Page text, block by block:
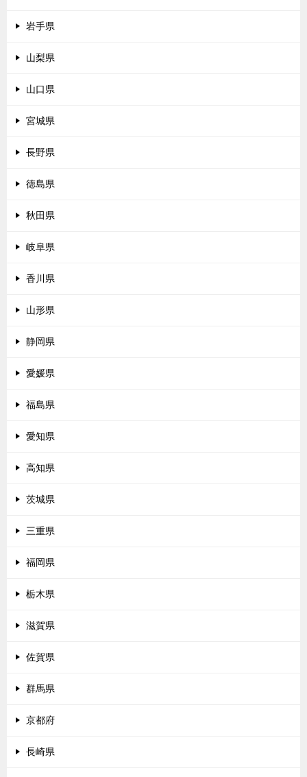
岩手県
山梨県
山口県
宮城県
長野県
徳島県
秋田県
岐阜県
香川県
山形県
静岡県
愛媛県
福島県
愛知県
高知県
茨城県
三重県
福岡県
栃木県
滋賀県
佐賀県
群馬県
京都府
長崎県